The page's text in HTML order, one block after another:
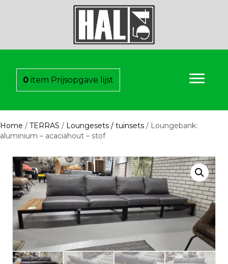
0 item Prijsopgave lijst
Home / TERRAS / Loungesets / tuinsets / Loungebank:
aluminium – acaciahout – stof